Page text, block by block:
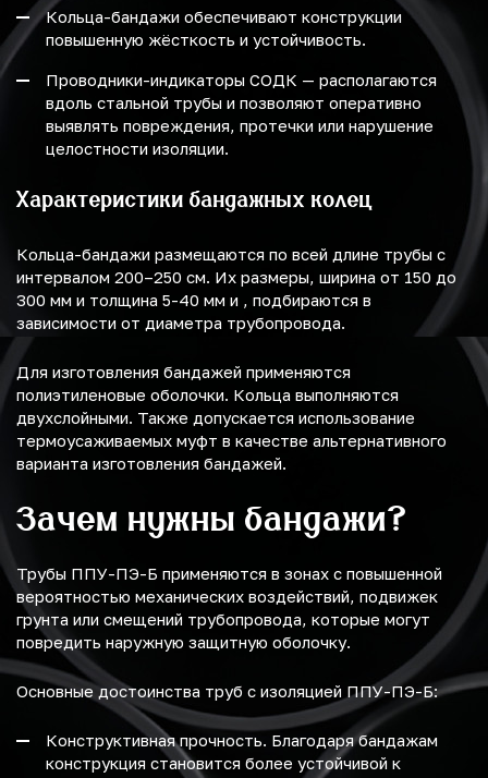
Кольца-бандажи обеспечивают конструкции
повышенную жёсткость и устойчивость.
Проводники-индикаторы СОДК — располагаются
вдоль стальной трубы и позволяют оперативно
выявлять повреждения, протечки или нарушение
целостности изоляции.
Характеристики бандажных колец
Кольца-бандажи размещаются по всей длине трубы с
интервалом 200–250 см. Их размеры, ширина от 150 до
300 мм и толщина 5-40 мм и , подбираются в
зависимости от диаметра трубопровода.
Для изготовления бандажей применяются
полиэтиленовые оболочки. Кольца выполняются
двухслойными. Также допускается использование
термоусаживаемых муфт в качестве альтернативного
варианта изготовления бандажей.
Зачем нужны бандажи?
Трубы ППУ-ПЭ-Б применяются в зонах с повышенной
вероятностью механических воздействий, подвижек
грунта или смещений трубопровода, которые могут
повредить наружную защитную оболочку.
Основные достоинства труб с изоляцией ППУ-ПЭ-Б:
Конструктивная прочность. Благодаря бандажам
конструкция становится более устойчивой к